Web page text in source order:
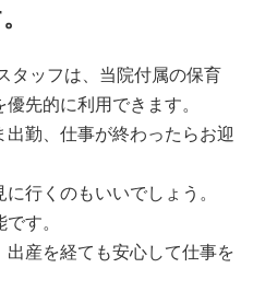
タッフは、当院付属の保育
先的に利用できます。
勤、仕事が終わったらお迎
行くのもいいでしょう。
す。
産を経ても安心して仕事を